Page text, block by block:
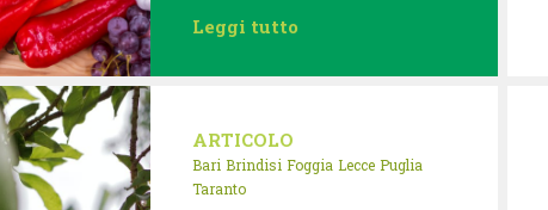
Leggi tutto
ARTICOLO
Bari Brindisi Foggia Lecce Puglia
Taranto